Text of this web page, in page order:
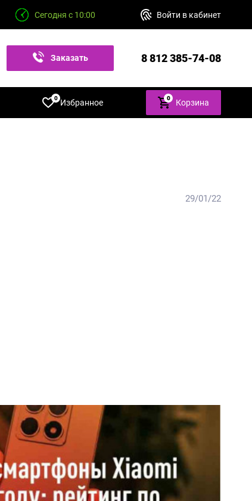
Сегодня с 10:00 Войти в кабинет
Заказать 8 812 385-74-08
Избранное
0 0 Корзина
29/01/22